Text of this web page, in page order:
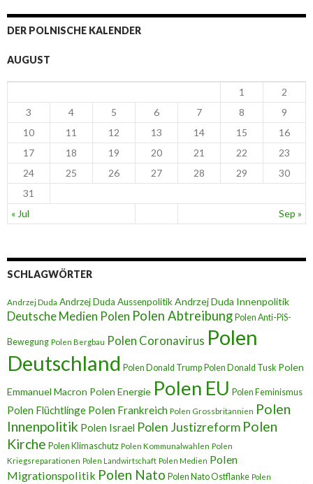
DER POLNISCHE KALENDER
AUGUST
« Jul Sep »
1
2
3
4 5 6 7 8
9
10
11 12 13 14 15
16
17
18 19 20 21 22
23
24
25 26 27 28 29
30
31
SCHLAGWÖRTER
Andrzej Duda Andrzej Duda AussenpolitikAndrzej Duda Innenpolitik
Deutsche Medien Polen Polen Abtreibung Polen Anti-PiS-
Bewegung Polen Bergbau Polen Coronavirus Polen
Deutschland Polen Donald Trump Polen Donald Tusk Polen
Emmanuel Macron Polen Energie Polen EU Polen Feminismus
Polen Flüchtlinge Polen Frankreich Polen Grossbritannien Polen
Innenpolitik Polen Israel Polen Justizreform Polen
Kirche Polen Klimaschutz Polen Kommunalwahlen Polen
Kriegsreparationen Polen Landwirtschaft Polen Medien Polen
Migrationspolitik Polen Nato Polen Nato Ostflanke Polen